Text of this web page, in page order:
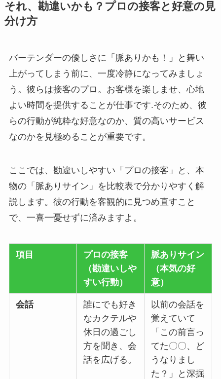
それ、勘違いかも？プロの接客と好意の見
分け方
バーテンダーの優しさに「脈ありかも！」と舞い
上がってしまう前に、一度冷静になってみましょ
う。彼らは接客のプロ。お客様を楽しませ、心地
よい時間を提供することが仕事です.そのため、彼
らの行動が純粋な好意なのか、質の高いサービス
なのかを見極めることが重要です。
ここでは、勘違いしやすい「プロの接客」と、本
物の「脈ありサイン」を比較表で分かりやすく解
説します。彼の行動を客観的に見つめ直すこと
で、一喜一憂せずに済みますよ。
項目
プロの接客
（勘違いしや
すい行動）
脈ありサイン
（本気の好
意）
会話
誰にでも好き
なカクテルや
休日の過ごし
方を聞き、会
話を広げる。
以前の会話を
覚えていて
「この前言っ
てた〇〇、ど
うなりまし
た？」と深掘